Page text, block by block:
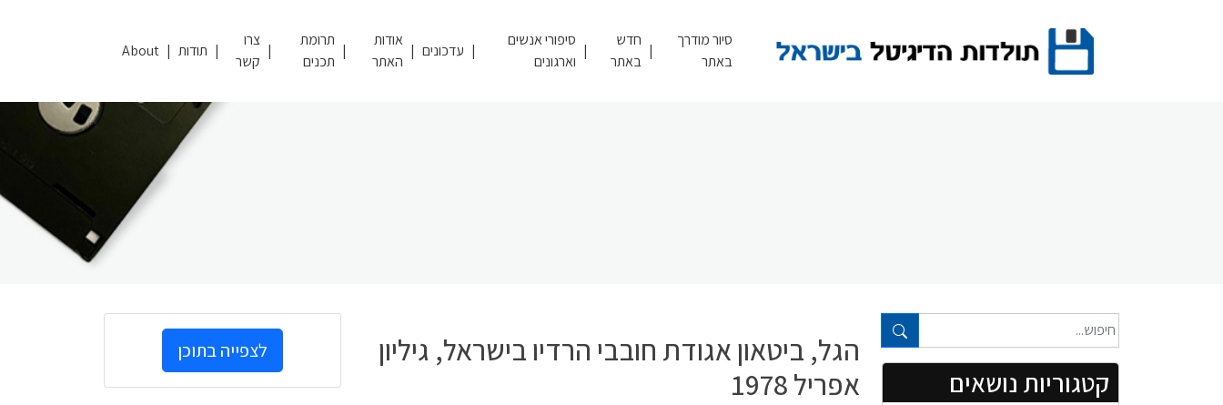
סיור מודרך
באתר
חדש
באתר
סיפורי אנשים
וארגונים
עדכונים
אודות
האתר
תרומת
תכנים
צרו
קשר
תודות About
טקסט חופשי...
קטגוריות נושאים
הגל, ביטאון אגודת חובבי הרדיו בישראל, גיליון
אפריל 1978
לצפייה בתוכן